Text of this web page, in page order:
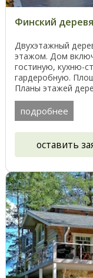
Финский
Двухэтажный
этажом. Дом
гостиную, кухню-
гардеробную.
Планы этажей
м² ...
подробнее
оставить